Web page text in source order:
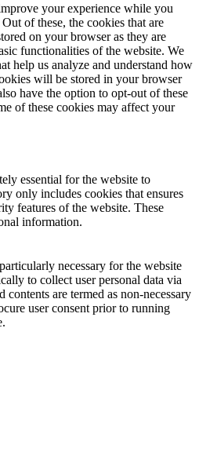
your experience while you
of these, the cookies that are
on your browser as they are
functionalities of the website. We
help us analyze and understand how
will be stored in your browser
have the option to opt-out of these
of these cookies may affect your
essential for the website to
only includes cookies that ensures
features of the website. These
information.
necessary for the website
to collect user personal data via
contents are termed as non-necessary
user consent prior to running